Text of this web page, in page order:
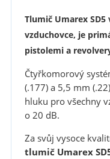
Tlumič Umarex
vzduchovce, je
pistolemi a
Čtyřkomorový
(.177) a 5,5 mm
hluku pro všechny
o 20 dB.
Za svůj vysoce
tlumič Umarex